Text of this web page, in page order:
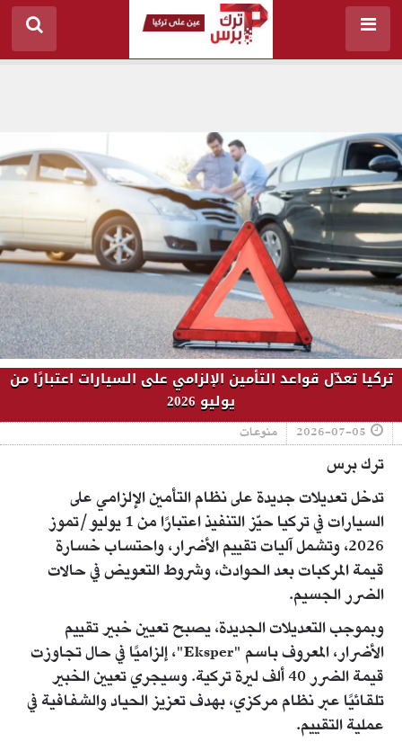
تركيا تعدّل قواعد التأمين الإلزامي على السيارات اعتبارًا من
يوليو 2026
2026-07-05 منوعات
ترك برس
تدخل تعديلات جديدة على نظام التأمين الإلزامي على
السيارات في تركيا حيّز التنفيذ اعتبارًا من 1 يوليو/تموز
2026، وتشمل آليات تقييم الأضرار، واحتساب خسارة
قيمة المركبات بعد الحوادث، وشروط التعويض في حالات
الضرر الجسيم.
وبموجب التعديلات الجديدة، يصبح تعيين خبير تقييم
الأضرار، المعروف باسم "Eksper"، إلزاميًا في حال تجاوزت
قيمة الضرر 40 ألف ليرة تركية. وسيجري تعيين الخبير
تلقائيًا عبر نظام مركزي، بهدف تعزيز الحياد والشفافية في
عملية التقييم.